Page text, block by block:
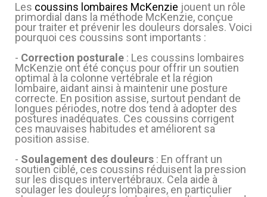
Les coussins lombaires McKenzie jouent un rôle
primordial dans la méthode McKenzie, conçue
pour traiter et prévenir les douleurs dorsales. Voici
pourquoi ces coussins sont importants :
- Correction posturale : Les coussins lombaires
McKenzie ont été conçus pour offrir un soutien
optimal à la colonne vertébrale et la région
lombaire, aidant ainsi à maintenir une posture
correcte. En position assise, surtout pendant de
longues périodes, notre dos tend à adopter des
postures inadéquates. Ces coussins corrigent
ces mauvaises habitudes et améliorent sa
position assise.
- Soulagement des douleurs : En offrant un
soutien ciblé, ces coussins réduisent la pression
sur les disques intervertébraux. Cela aide à
soulager les douleurs lombaires, en particulier